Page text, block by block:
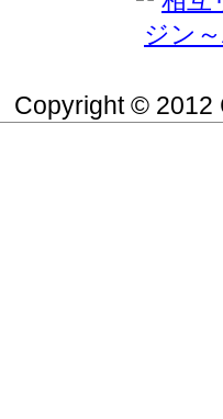
Copyright © 2012